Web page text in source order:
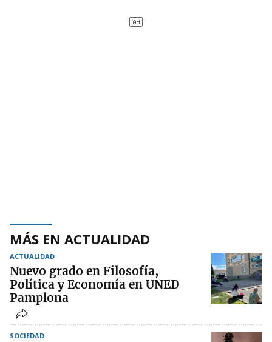
MÁS EN ACTUALIDAD
ACTUALIDAD
Nuevo grado en Filosofía,
Política y Economía en UNED
Pamplona
SOCIEDAD